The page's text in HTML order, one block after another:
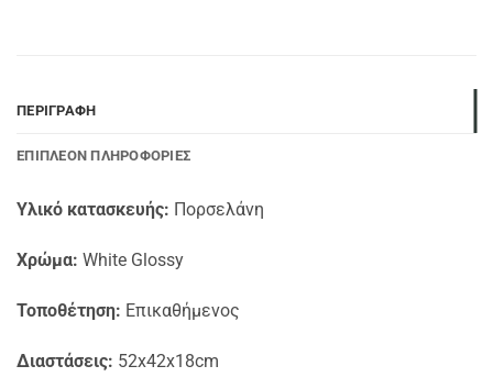
ΠΕΡΙΓΡΑΦΉ
ΕΠΙΠΛΈΟΝ ΠΛΗΡΟΦΟΡΊΕΣ
Υλικό κατασκευής: Πορσελάνη
Χρώμα: White Glossy
Τοποθέτηση: Επικαθήμενος
Διαστάσεις: 52x42x18cm